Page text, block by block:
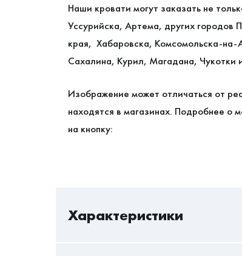
Наши кровати могут заказать не
Уссурийска, Артема, других городов
края, Хабаровска, Комсомольска-на-
Сахалина, Курил, Магадана, Чукотки
Изображение может отличаться от
находятся в магазинах. Подробнее о
на кнопку:
Характеристики